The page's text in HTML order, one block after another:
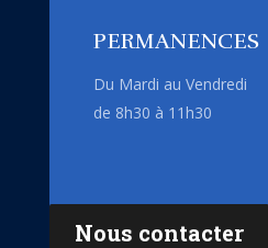
PERMANENCES
Du Mardi au Vendredi
de 8h30 à 11h30
Nous contacter